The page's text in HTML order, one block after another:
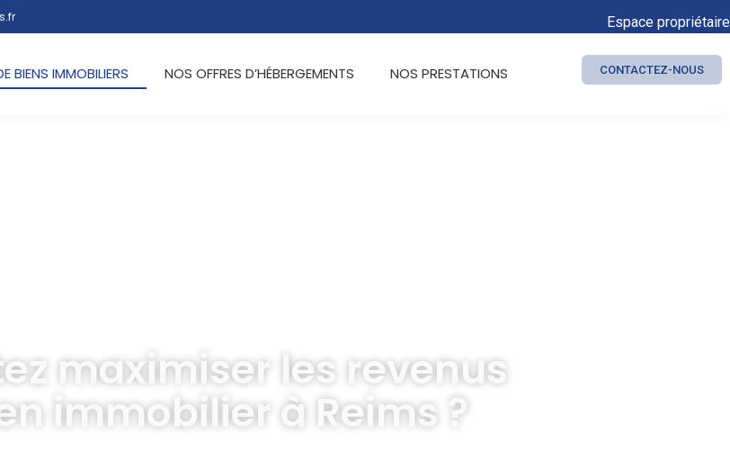
Espace propriétaire
BIENS IMMOBILIERS NOS OFFRES D’HÉBERGEMENTS NOS PRESTATIONS CONTACTEZ-NOUS
maximiser les revenus
immobilier à Reims ?